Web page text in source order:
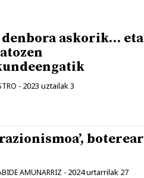
denbora askorik… eta
- 2023 uztailak 3
AMUNARRIZ - 2024 urtarrilak 27